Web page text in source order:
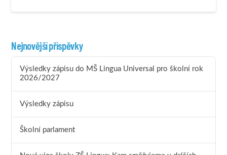
Nejnovější příspěvky
Výsledky zápisu do MŠ Lingua Universal pro školní rok
2026/2027
Výsledky zápisu
Školní parlament